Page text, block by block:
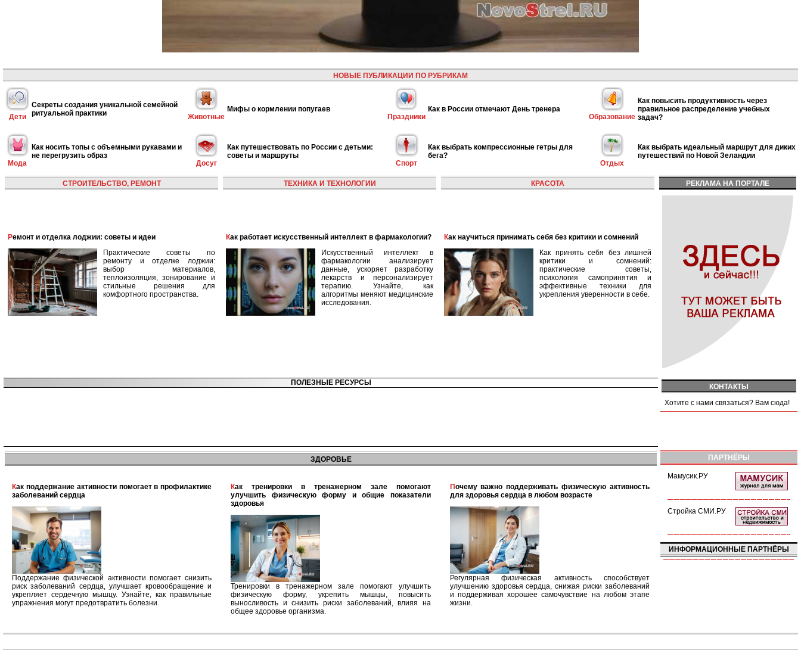
НОВЫЕ ПУБЛИКАЦИИ ПО РУБРИКАМ
Дети
Секреты создания уникальной семейной
ритуальной практики
Животные
Мифы о кормлении попугаев
Праздники
Как в России отмечают День тренера
Образование
Как повысить продуктивность через
правильное распределение учебных
задач?
Мода
Как носить топы с объемными рукавами и
не перегрузить образ
Досуг
Как путешествовать по России с детьми:
советы и маршруты
Спорт
Как выбрать компрессионные гетры для
бега?
Отдых
Как выбрать идеальный маршрут для диких
путешествий по Новой Зеландии
СТРОИТЕЛЬСТВО, РЕМОНТ
Ремонт и отделка лоджии: советы и идеи
Практические советы по
ремонту и отделке лоджии:
выбор материалов,
теплоизоляция, зонирование и
стильные решения для
комфортного пространства.
ТЕХНИКА И ТЕХНОЛОГИИ
Как работает искусственный интеллект в фармакологии?
Искусственный интеллект в
фармакологии анализирует
данные, ускоряет разработку
лекарств и персонализирует
терапию. Узнайте, как
алгоритмы меняют медицинские
исследования.
КРАСОТА
Как научиться принимать себя без критики и сомнений
Как принять себя без лишней
критики и сомнений:
практические советы,
психология самопринятия и
эффективные техники для
укрепления уверенности в себе.
РЕКЛАМА НА ПОРТАЛЕ
ПОЛЕЗНЫЕ РЕСУРСЫ
КОНТАКТЫ
Хотите с нами связаться? Вам сюда!
ЗДОРОВЬЕ
Как поддержание активности помогает в профилактике
заболеваний сердца
Поддержание физической активности помогает снизить
риск заболеваний сердца, улучшает кровообращение и
укрепляет сердечную мышцу. Узнайте, как правильные
упражнения могут предотвратить болезни.
Как тренировки в тренажерном зале помогают
улучшить физическую форму и общие показатели
здоровья
Тренировки в тренажерном зале помогают улучшить
физическую форму, укрепить мышцы, повысить
выносливость и снизить риски заболеваний, влияя на
общее здоровье организма.
Почему важно поддерживать физическую активность
для здоровья сердца в любом возрасте
Регулярная физическая активность способствует
улучшению здоровья сердца, снижая риски заболеваний
и поддерживая хорошее самочувствие на любом этапе
жизни.
ПАРТНЁРЫ
Мамусик.РУ
Стройка СМИ.РУ
ИНФОРМАЦИОННЫЕ ПАРТНЁРЫ